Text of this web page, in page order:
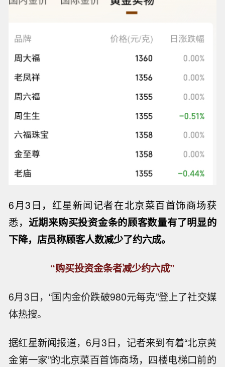
6月3日，红星新闻记者在北京菜百首饰商场获
悉， 近期来购买投资金条的顾客数量有了明显的
下降，店员称顾客人数减少了约六成。
“购买投资金条者减少约六成”
6月3日，“国内金价跌破980元每克”登上了社交媒
体热搜。
据红星新闻报道，6月3日，记者来到有着“北京黄
金第一家”的北京菜百首饰商场，四楼电梯口前的